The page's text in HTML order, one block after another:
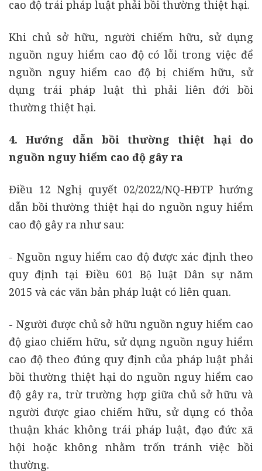
cao độ trái pháp luật phải bồi thường thiệt hại.
Khi chủ sở hữu, người chiếm hữu, sử dụng
nguồn nguy hiểm cao độ có lỗi trong việc để
nguồn nguy hiểm cao độ bị chiếm hữu, sử
dụng trái pháp luật thì phải liên đới bồi
thường thiệt hại.
4. Hướng dẫn bồi thường thiệt hại do
nguồn nguy hiểm cao độ gây ra
Điều 12 Nghị quyết 02/2022/NQ-HĐTP hướng
dẫn bồi thường thiệt hại do nguồn nguy hiểm
cao độ gây ra như sau:
- Nguồn nguy hiểm cao độ được xác định theo
quy định tại Điều 601 Bộ luật Dân sự năm
2015 và các văn bản pháp luật có liên quan.
- Người được chủ sở hữu nguồn nguy hiểm cao
độ giao chiếm hữu, sử dụng nguồn nguy hiểm
cao độ theo đúng quy định của pháp luật phải
bồi thường thiệt hại do nguồn nguy hiểm cao
độ gây ra, trừ trường hợp giữa chủ sở hữu và
người được giao chiếm hữu, sử dụng có thỏa
thuận khác không trái pháp luật, đạo đức xã
hội hoặc không nhằm trốn tránh việc bồi
thường.